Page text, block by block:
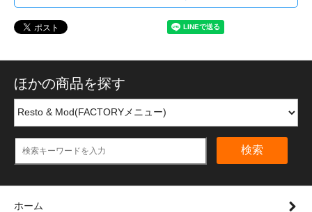
ほかの商品を探す
検索
ホーム